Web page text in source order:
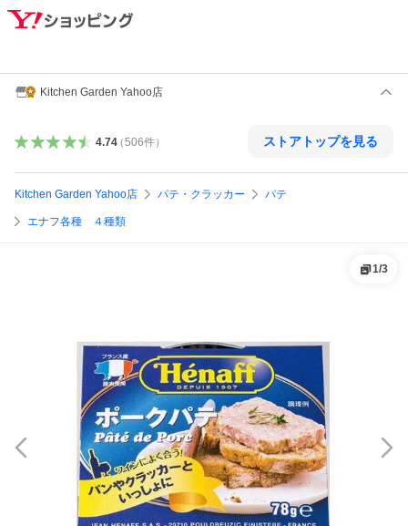
Kitchen Garden Yahoo店
4.74（506件） ストアトップを見る
Kitchen Garden Yahoo店 パテ・クラッカー パテ
エナフ各種 ４種類
1/3